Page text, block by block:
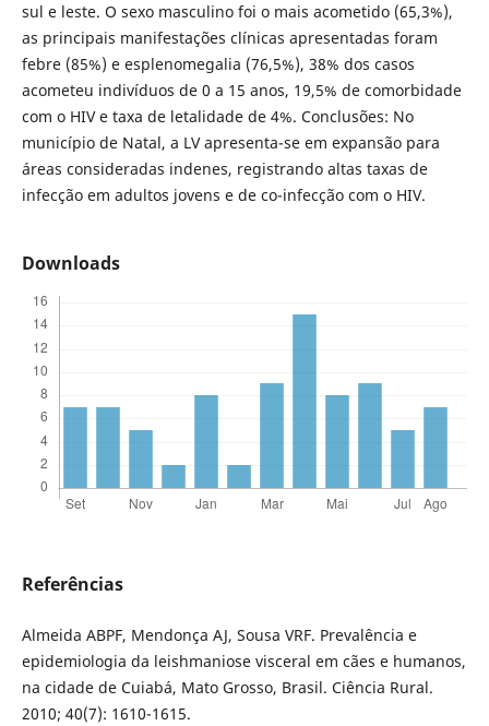
sul e leste. O sexo masculino foi o mais acometido (65,3%),
as principais manifestações clínicas apresentadas foram
febre (85%) e esplenomegalia (76,5%), 38% dos casos
acometeu indivíduos de 0 a 15 anos, 19,5% de comorbidade
com o HIV e taxa de letalidade de 4%. Conclusões: No
município de Natal, a LV apresenta-se em expansão para
áreas consideradas indenes, registrando altas taxas de
infecção em adultos jovens e de co-infecção com o HIV.
Downloads
Referências
Almeida ABPF, Mendonça AJ, Sousa VRF. Prevalência e
epidemiologia da leishmaniose visceral em cães e humanos,
na cidade de Cuiabá, Mato Grosso, Brasil. Ciência Rural.
2010; 40(7): 1610-1615.